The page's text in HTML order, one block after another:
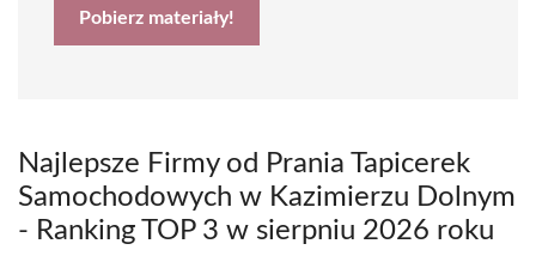
Pobierz materiały!
Najlepsze Firmy od Prania Tapicerek
Samochodowych w Kazimierzu Dolnym
- Ranking TOP 3 w sierpniu 2026 roku